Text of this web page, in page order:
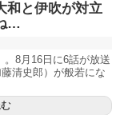
和と伊吹が対立
…
8月16日に6話が放送
清史郎）が般若にな